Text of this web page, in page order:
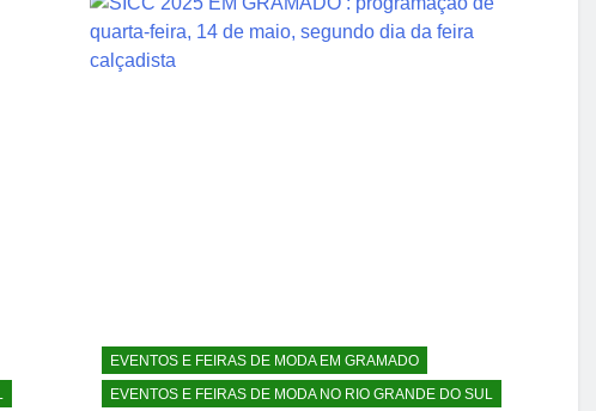
EVENTOS E FEIRAS DE MODA EM GRAMADO
EVENTOS E FEIRAS DE MODA NO RIO GRANDE DO SUL